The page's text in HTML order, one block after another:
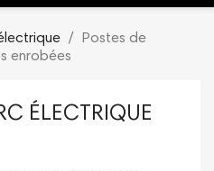
Postes de
enrobées
ÉLECTRIQUE